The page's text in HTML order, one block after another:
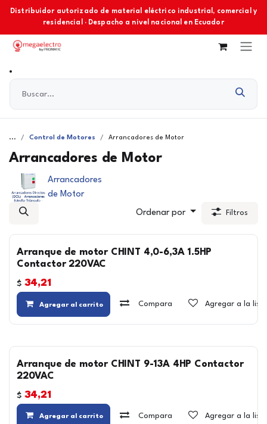
Ir al contenido
Distribuidor autorizado de material eléctrico industrial, comercial y
residencial · Despacho a nivel nacional en Ecuador
... Control de Motores Arrancadores de Motor
Arrancadores de Motor
Arrancadores
de Motor
Ordenar por Filtros
Arranque de motor CHINT 4,0-6,3A 1.5HP
Contactor 220VAC
$ 34,21
Agregar al carrito Compara Agregar a la
Arranque de motor CHINT 9-13A 4HP Contactor
220VAC
$ 34,21
Agregar al carrito Compara Agregar a la